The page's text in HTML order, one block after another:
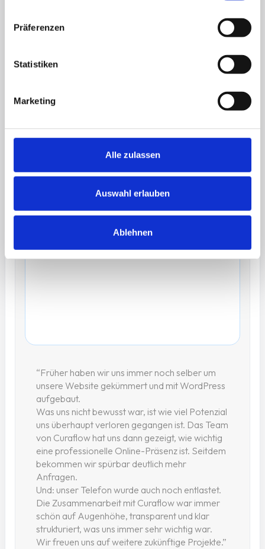
Präferenzen
Statistiken
Marketing
Alle zulassen
Auswahl erlauben
Ablehnen
615%
65,5%
“Früher haben wir uns immer noch selber um
unsere Website gekümmert und mit WordPress
aufgebaut.
Was uns nicht bewusst war, ist wie viel Potenzial
uns überhaupt verloren gegangen ist. Das Team
von Curaflow hat uns dann gezeigt, wie wichtig
eine professionelle Online-Präsenz ist. Seitdem
bekommen wir spürbar deutlich mehr
Anfragen.
Und: unser Telefon wurde auch noch entlastet.
Die Zusammenarbeit mit Curaflow war immer
schön auf Augenhöhe, transparent und klar
strukturiert, was uns immer sehr wichtig war.
Wir freuen uns auf weitere zukünftige Projekte.”